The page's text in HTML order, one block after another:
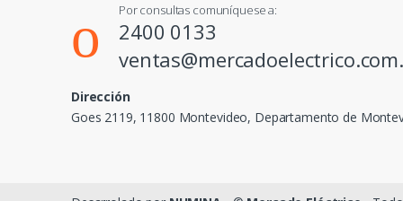
Por consultas comuníquese a:
2400 0133
Dirección
Goes 2119, 11800 Montevideo, Departamento de